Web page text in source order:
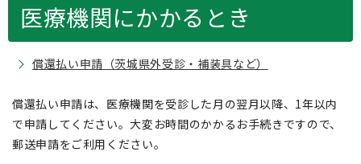
医療機関にかかるとき
償還払い申請（茨城県外受診・補装具など）
償還払い申請は、医療機関を受診した月の翌月以降、1年以内
で申請してください。大変お時間のかかるお手続きですので、
郵送申請をご利用ください。